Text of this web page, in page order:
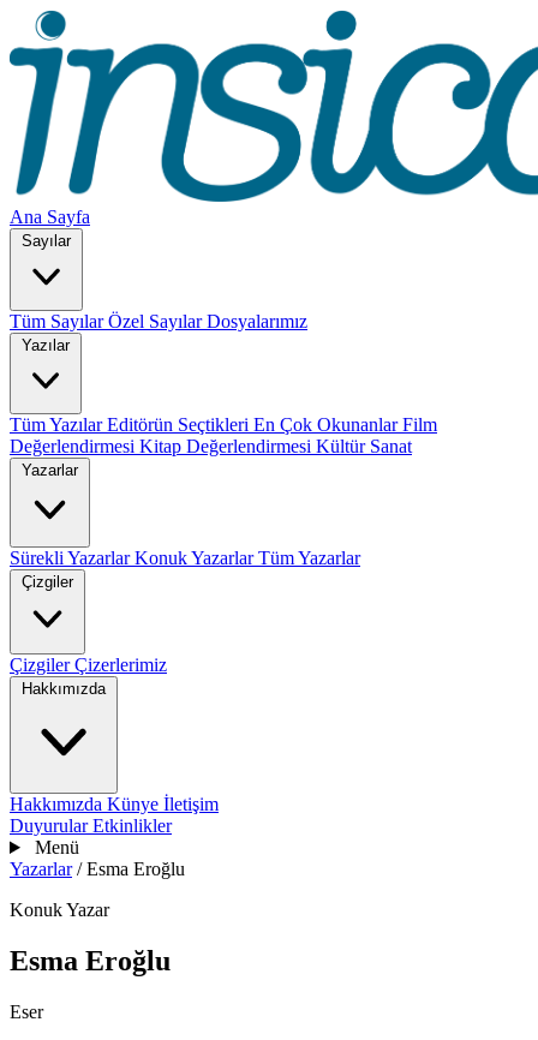
Ana Sayfa
Sayılar
Tüm SayılarÖzel SayılarDosyalarımız
Yazılar
Tüm YazılarEditörün Seçtikleri En Çok OkunanlarFilm
Değerlendirmesi Kitap Değerlendirmesi Kültür Sanat
Yazarlar
Sürekli YazarlarKonuk YazarlarTüm Yazarlar
Çizgiler
ÇizgilerÇizerlerimiz
Hakkımızda
Hakkımızda Künye İletişim
DuyurularEtkinlikler
Menü
Yazarlar / Esma Eroğlu
Konuk Yazar
Esma Eroğlu
Eser